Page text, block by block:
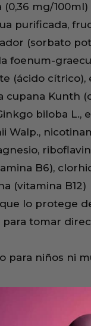
mg/100ml)
purificada,
(sorbato
foenum-
(ácido
cupana Kunth
biloba L.,
Walp.,
B6),
(vitamina B12)
lo protege
para tomar
para niños ni